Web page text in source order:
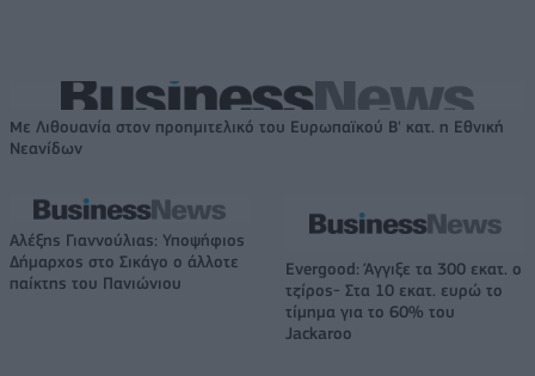
Με Λιθουανία στον προημιτελικό του Ευρωπαϊκού Β' κατ. η Εθνική
Νεανίδων
Αλέξης Γιαννούλιας: Υποψήφιος
Δήμαρχος στο Σικάγο ο άλλοτε
παίκτης του Πανιώνιου
Evergood: Άγγιξε τα 300 εκατ. ο
τζίρος- Στα 10 εκατ. ευρώ το
τίμημα για το 60% του
Jackaroo